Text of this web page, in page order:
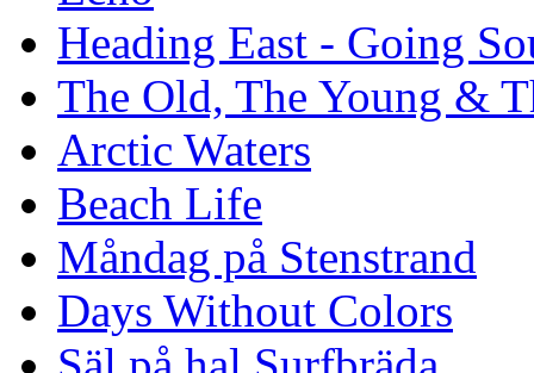
Heading East - Going
The Old, The Young &
Arctic Waters
Beach Life
Måndag på Stenstrand
Days Without Colors